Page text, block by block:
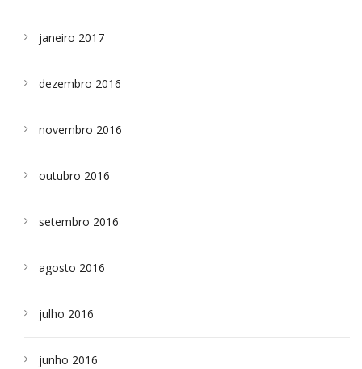
janeiro 2017
dezembro 2016
novembro 2016
outubro 2016
setembro 2016
agosto 2016
julho 2016
junho 2016